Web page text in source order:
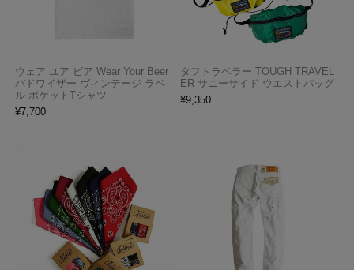
ウェア ユア ビア Wear Your Beer
バドワイザー ヴィンテージ ラベ
ル ポケットTシャツ
¥7,700
タフトラベラー TOUGH TRAVEL
ER サニーサイド ウエストバッグ
¥9,350